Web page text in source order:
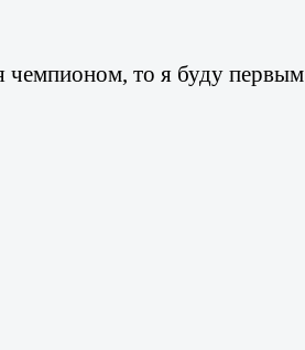
чемпионом, то я буду